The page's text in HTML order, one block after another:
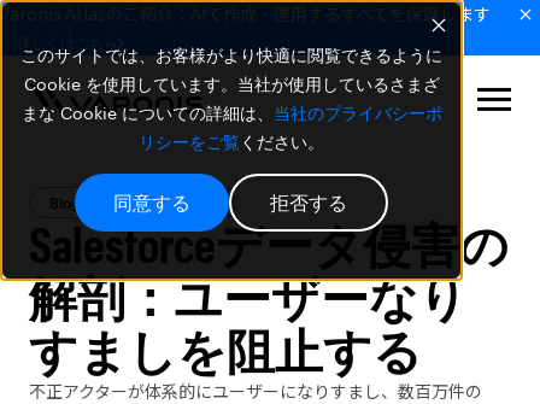
このサイトでは、お客様がより快適に閲覧できるように
Cookie を使用しています。当社が使用しているさまざ
まな Cookie についての詳細は、 当社のプライバシーポ
リシーをご覧ください。
同意する 拒否する
Varonis Atlasのご紹介：AIで作成・運用するすべてを保護します
詳しくはこちら
Blog Data Security
Salesforceデータ侵害の
解剖：ユーザーなり
すましを阻止する
不正アクターが体系的にユーザーになりすまし、数百万件の